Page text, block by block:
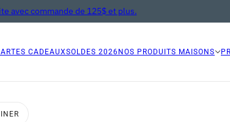
avec commande de 125$ et plus.
CADEAUXSOLDES 2026 NOS PRODUITS MAISONS